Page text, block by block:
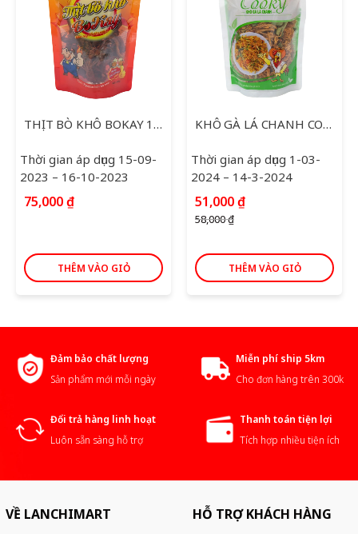
THỊT BÒ KHÔ BOKAY 120G
Thời gian áp dụng 15-09-
2023 – 16-10-2023
75,000₫
THÊM VÀO GIỎ
KHÔ GÀ LÁ CHANH COOKY 150G
Thời gian áp dụng 1-03-
2024 – 14-3-2024
58,000₫
Giá
gốc
là:
51,000₫Giá
51,000 ₫.
THÊM VÀO GIỎ
Đảm bảo chất lượng
Sản phẩm mới mỗi ngày
Miễn phí ship 5km
Cho đơn hàng trên 300k
Đổi trả hàng linh hoạt
Luôn sẵn sàng hỗ trợ
Thanh toán tiện lợi
Tích hợp nhiều tiện ích
VỀ LANCHIMART HỖ TRỢ KHÁCH HÀNG